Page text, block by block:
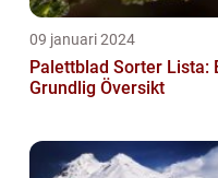
09 januari 2024
Palettblad Sorter Lista:
Grundlig Översikt